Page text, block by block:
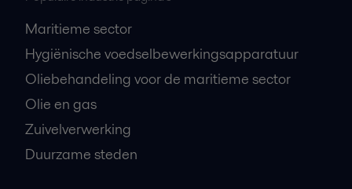
Maritieme sector
Hygiënische voedselbewerkingsapparatuur
Oliebehandeling voor de maritieme sector
Olie en gas
Zuivelverwerking
Duurzame steden